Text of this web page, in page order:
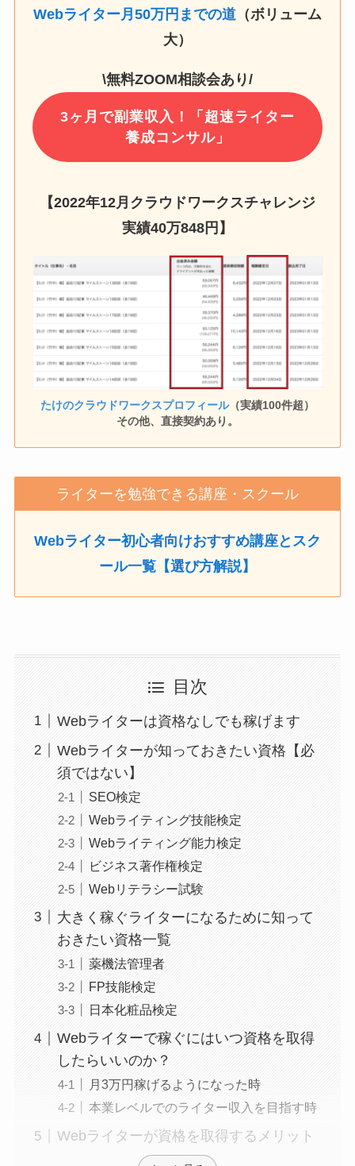
Webライター月50万円までの道 （ボリューム
大）
\無料ZOOM相談会あり/
3ヶ月で副業収入！「超速ライター
養成コンサル」
【2022年12月クラウドワークスチャレンジ
実績40万848円 】
たけのクラウドワークスプロフィール（実績100件超）
その他、直接契約あり。
ライターを勉強できる講座・スクール
Webライター初心者向けおすすめ講座とスク
ール一覧【選び方解説】
目次
Webライターは資格なしでも稼げます
Webライターが知っておきたい資格【必
須ではない】
SEO検定
Webライティング技能検定
Webライティング能力検定
ビジネス著作権検定
Webリテラシー試験
大きく稼ぐライターになるために知って
おきたい資格一覧
薬機法管理者
FP技能検定
日本化粧品検定
Webライターで稼ぐにはいつ資格を取得
したらいいのか？
月3万円稼げるようになった時
本業レベルでのライター収入を目指す時
Webライターが資格を取得するメリット